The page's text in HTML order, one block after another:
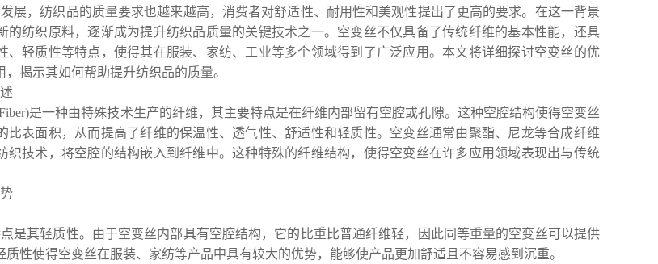
展，纺织品的质量要求也越来越高，消费者对舒适性、耐用性和美观性提出了更高的要求。在这一背景
的纺织原料，逐渐成为提升纺织品质量的关键技术之一。空变丝不仅具备了传统纤维的基本性能，还具
、轻质性等特点，使得其在服装、家纺、工业等多个领域得到了广泛应用。本文将详细探讨空变丝的优
揭示其如何帮助提升纺织品的质量。
是一种由特殊技术生产的纤维，其主要特点是在纤维内部留有空腔或孔隙。这种空腔结构使得空变丝
比表面积，从而提高了纤维的保温性、透气性、舒适性和轻质性。空变丝通常由聚酯、尼龙等合成纤维
织技术，将空腔的结构嵌入到纤维中。这种特殊的纤维结构，使得空变丝在许多应用领域表现出与传统
是其轻质性。由于空变丝内部具有空腔结构，它的比重比普通纤维轻，因此同等重量的空变丝可以提供
质性使得空变丝在服装、家纺等产品中具有较大的优势，能够使产品更加舒适且不容易感到沉重。